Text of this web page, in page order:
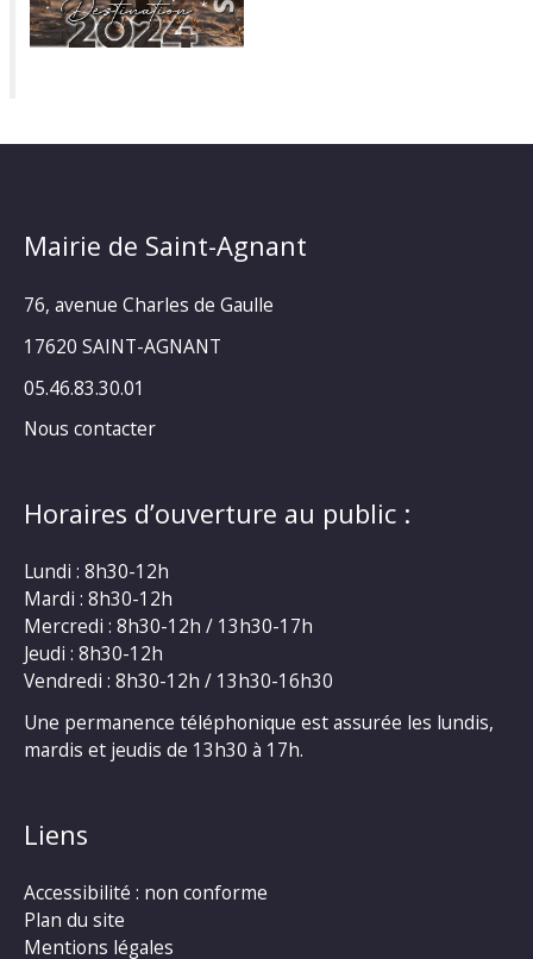
Mairie de Saint-Agnant
76, avenue Charles de Gaulle
17620 SAINT-AGNANT
05.46.83.30.01
Nous contacter
Horaires d’ouverture au public :
Lundi : 8h30-12h
Mardi : 8h30-12h
Mercredi : 8h30-12h / 13h30-17h
Jeudi : 8h30-12h
Vendredi : 8h30-12h / 13h30-16h30
Une permanence téléphonique est assurée les lundis,
mardis et jeudis de 13h30 à 17h.
Liens
Accessibilité : non conforme
Plan du site
Mentions légales